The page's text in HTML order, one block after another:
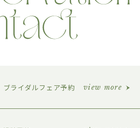
ブライダルフェア予約 view more